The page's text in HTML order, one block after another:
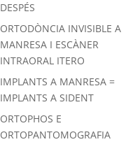
DESPÉS
ORTODÒNCIA INVISIBLE A
MANRESA I ESCÀNER
INTRAORAL ITERO
IMPLANTS A MANRESA =
IMPLANTS A SIDENT
ORTOPHOS E
ORTOPANTOMOGRAFIA